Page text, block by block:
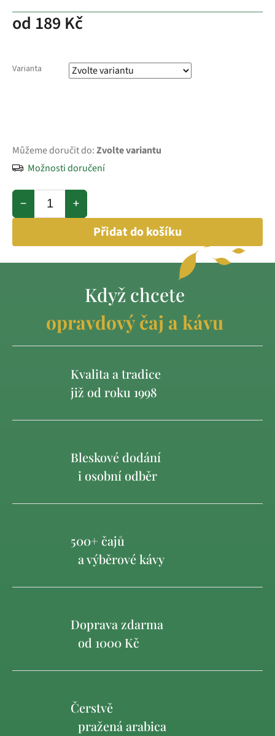
od 189 Kč
Varianta
Můžeme doručit do:Zvolte variantu
Možnosti doručení
+
−
Přidat do košíku
Když chcete
opravdový čaj a kávu
Kvalita a tradice
již od roku 1998
Bleskové dodání
i osobní odběr
500+ čajů
a výběrové kávy
Doprava zdarma
od 1000 Kč
Čerstvě
pražená arabica